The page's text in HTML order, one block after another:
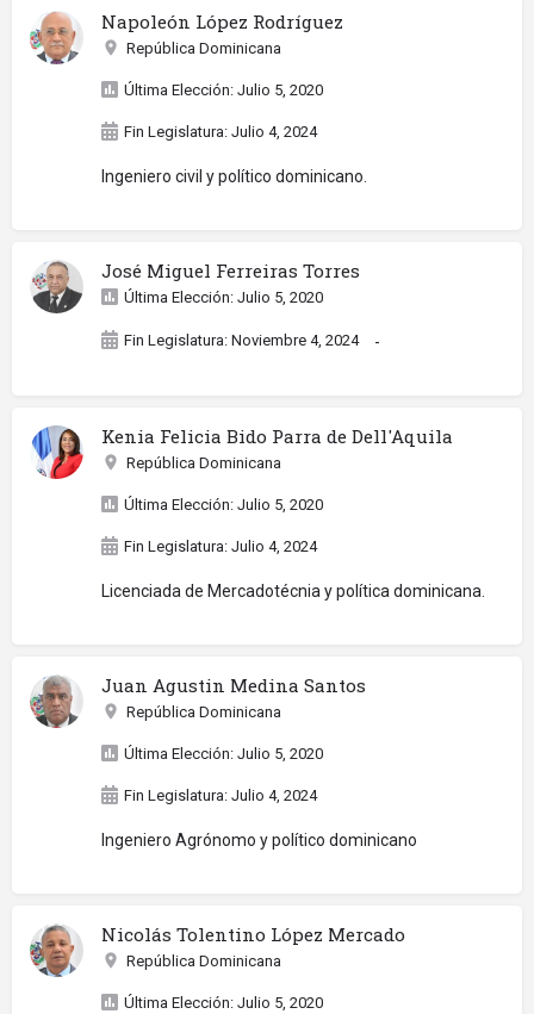
Napoleón López Rodríguez
República Dominicana
Última Elección: Julio 5, 2020
Fin Legislatura: Julio 4, 2024
Ingeniero civil y político dominicano.
José Miguel Ferreiras Torres
Última Elección: Julio 5, 2020
Fin Legislatura: Noviembre 4, 2024 -
Kenia Felicia Bido Parra de Dell'Aquila
República Dominicana
Última Elección: Julio 5, 2020
Fin Legislatura: Julio 4, 2024
Licenciada de Mercadotécnia y política dominicana.
Juan Agustin Medina Santos
República Dominicana
Última Elección: Julio 5, 2020
Fin Legislatura: Julio 4, 2024
Ingeniero Agrónomo y político dominicano
Nicolás Tolentino López Mercado
República Dominicana
Última Elección: Julio 5, 2020